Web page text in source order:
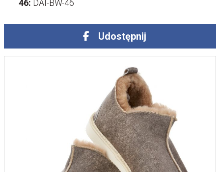
46: DAI-BW-46
Udostępnij